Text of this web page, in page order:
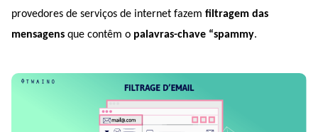
provedores de serviços de internet fazem filtragem das
mensagens que contêm o palavras-chave “spammy.